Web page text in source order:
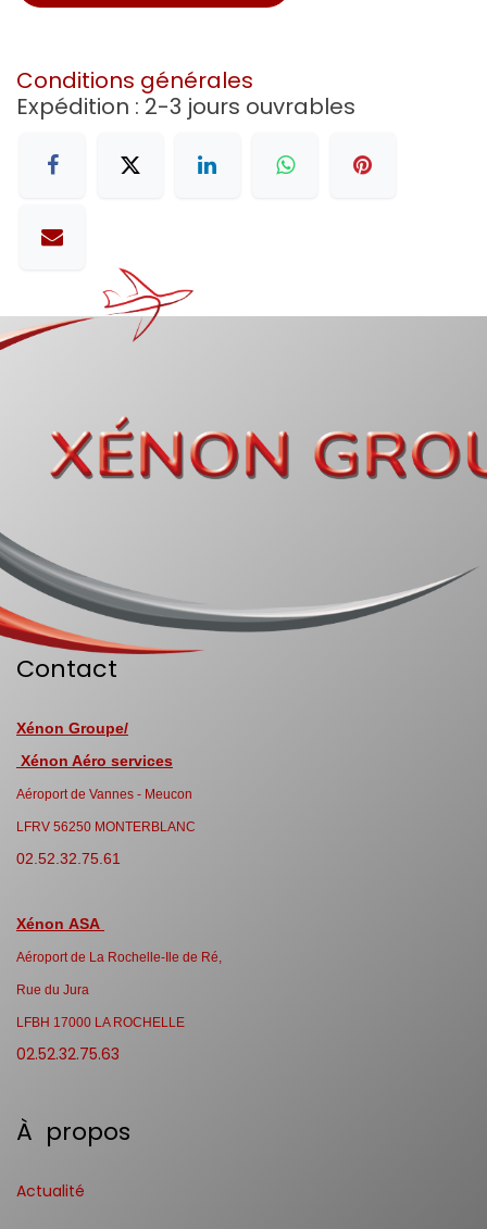
Conditions générales
Expédition : 2-3 jours ouvrables
Contact
Xénon Groupe/
Xénon Aéro services
Aéroport de Vannes - Meucon
LFRV 56250 MONTERBLANC
02.52.32.75.61
Xénon ASA
Aéroport de La Rochelle-Ile de Ré,
Rue du Jura
LFBH 17000 LA ROCHELLE
02.52.32.75.63
À propos
Actualité